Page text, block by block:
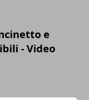
e
- Video